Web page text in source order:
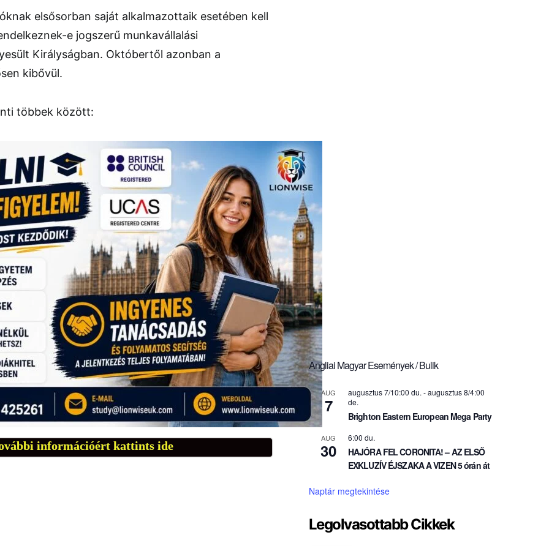
elsősorban saját alkalmazottaik esetében kell
e jogszerű munkavállalási
Királyságban. Októbertől azonban a
kibővül.
többek között:
információért kattints ide
Angliai Magyar Események / Bulik
AUG
7
augusztus 7/10:00 du. -augusztus 8/4:00
de.
Brighton Eastern European Mega Party
AUG
30
6:00 du.
HAJÓRA FEL CORONITA! – AZ ELSŐ
EXKLUZÍV ÉJSZAKA A VIZEN 5 órán át
Naptár megtekintése
Legolvasottabb Cikkek